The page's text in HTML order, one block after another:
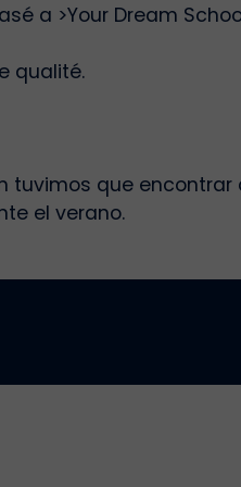
a >Your Dream
qualité.
tuvimos que
el verano.